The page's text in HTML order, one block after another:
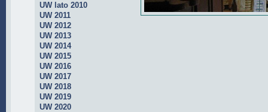
UW lato 2010
UW 2011
UW 2012
UW 2013
UW 2014
UW 2015
UW 2016
UW 2017
UW 2018
UW 2019
UW 2020